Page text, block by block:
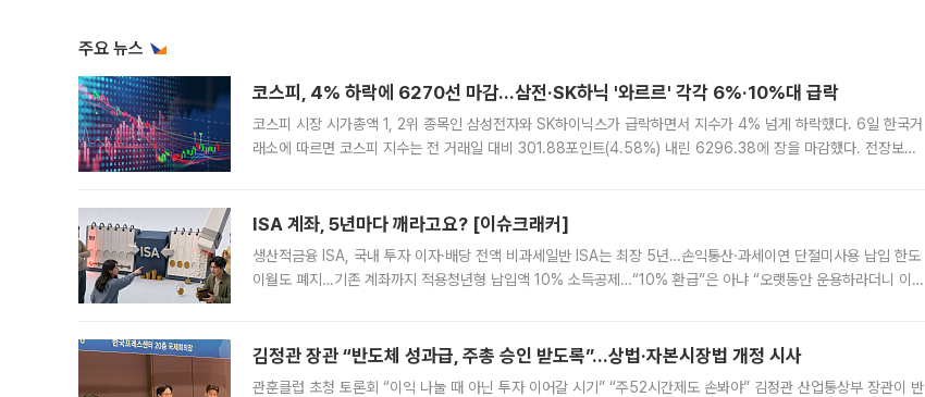
주요 뉴스
코스피, 4% 하락에 6270선 마감…삼전·SK하닉 '와르르' 각각 6%·10%대 급락
코스피 시장 시가총액 1, 2위 종목인 삼성전자와 SK하이닉스가 급락하면서 지수가 4% 넘게 하락했다. 6일 한국거
래소에 따르면 코스피 지수는 전 거래일 대비 301.88포인트(4.58%) 내린 6296.38에 장을 마감했다. 전장보다
ISA 계좌, 5년마다 깨라고요? [이슈크래커]
생산적금융 ISA, 국내 투자 이자·배당 전액 비과세일반 ISA는 최장 5년…손익통산·과세이연 단절미사용 납입 한도
이월도 폐지…기존 계좌까지 적용청년형 납입액 10% 소득공제…“10% 환급”은 아냐 “오랫동안 운용하라더니 이제
김정관 장관 “반도체 성과급, 주총 승인 받도록”…상법·자본시장법 개정 시사
관훈클럽 초청 토론회 “이익 나눌 때 아닌 투자 이어갈 시기” “주52시간제도 손봐야” 김정관 산업통상부 장관이 반